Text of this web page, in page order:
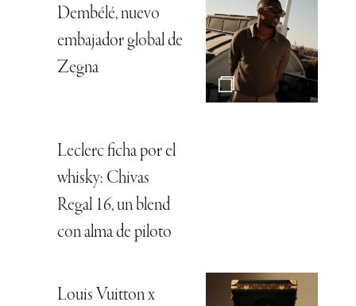
Dembélé, nuevo
embajador global de
Zegna
Leclerc ficha por el
whisky: Chivas
Regal 16, un blend
con alma de piloto
Louis Vuitton x